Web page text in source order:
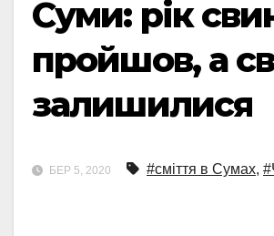
Суми: рік
пройшов, а
залишилися
БЕР 5, 2020 #сміття в Сумах,